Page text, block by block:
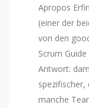
Apropos
(einer der
von den
Scrum
Antwort:
manche